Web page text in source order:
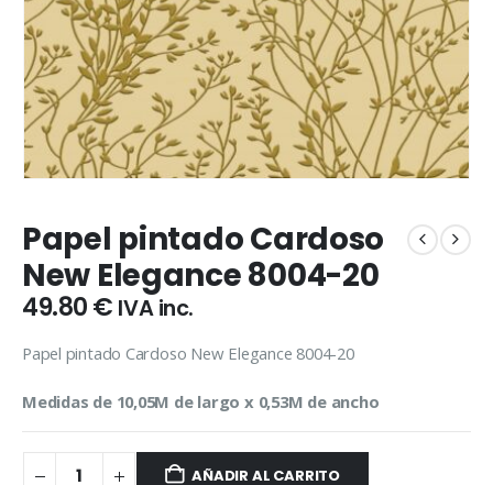
Papel pintado Cardoso
New Elegance 8004-20
49.80€ IVA inc.
Papel pintado Cardoso New Elegance 8004-20
Medidas de 10,05M de largo x 0,53M de ancho
AÑADIR AL CARRITO